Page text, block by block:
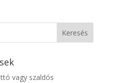
vagy szaldós